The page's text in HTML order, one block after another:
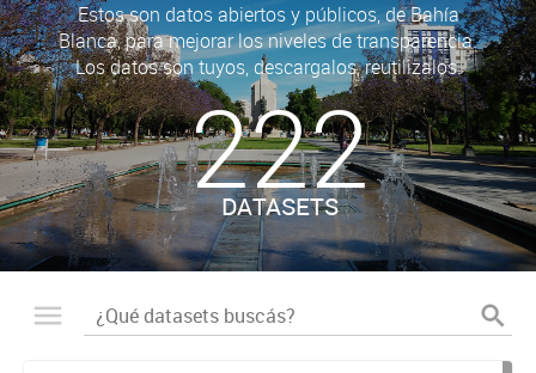
Estos son datos abiertos y públicos, de Bahía
Blanca, para mejorar los niveles de transparencia.
Los datos son tuyos, descargalos, reutilizalos.
222
DATASETS